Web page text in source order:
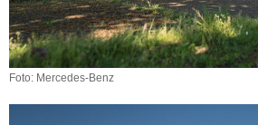
Foto: Mercedes-Benz